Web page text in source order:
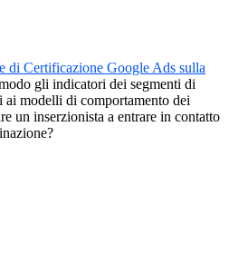
di Certificazione Google Ads sulla
gli indicatori dei segmenti di
modelli di comportamento dei
un inserzionista a entrare in contatto